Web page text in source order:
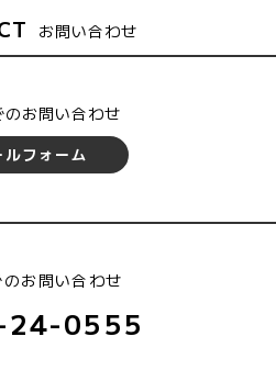
お問い合わせ
お問い合わせ
0555
のお問い合わせ
ルフォーム